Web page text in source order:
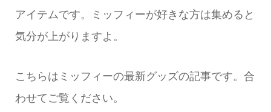
アイテムです。ミッフィーが好きな方は集めると
気分が上がりますよ。
こちらはミッフィーの最新グッズの記事です。合
わせてご覧ください。